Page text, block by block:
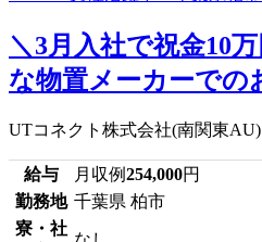
＼3月入社で祝金10
な物置メーカーでの
UTコネクト株式会社(南関東AU)
給与 月収例254,000円
勤務地 千葉県 柏市
寮・社